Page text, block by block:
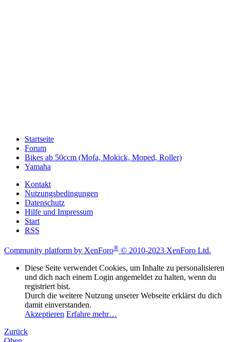
Startseite
Forum
Bikes ab 50ccm (Mofa, Mokick, Moped, Roller)
Yamaha
Kontakt
Nutzungsbedingungen
Datenschutz
Hilfe und Impressum
Start
RSS
Community platform by XenForo® © 2010-2023 XenForo Ltd.
Diese Seite verwendet Cookies, um Inhalte zu personalisieren
und dich nach einem Login angemeldet zu halten, wenn du
registriert bist.
Durch die weitere Nutzung unserer Webseite erklärst du dich
damit einverstanden.
Akzeptieren Erfahre mehr…
Zurück